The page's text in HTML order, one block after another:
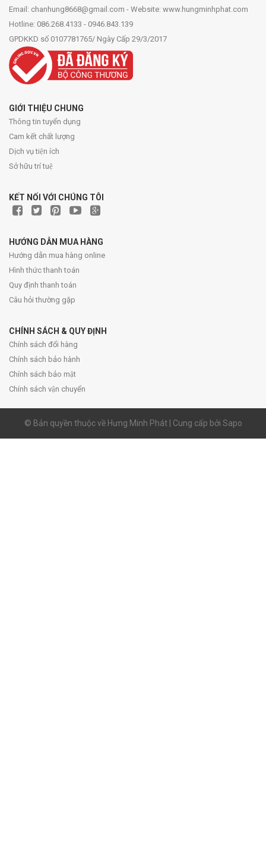
Email: chanhung8668@gmail.com - Website: www.hungminhphat.com
Hotline: 086.268.4133 - 0946.843.139
GPDKKD số 0107781765/ Ngày Cấp 29/3/2017
GIỚI THIỆU CHUNG
Thông tin tuyển dụng
Cam kết chất lượng
Dịch vụ tiện ích
Sở hữu trí tuệ
KẾT NỐI VỚI CHÚNG TÔI
HƯỚNG DẪN MUA HÀNG
Hướng dẫn mua hàng online
Hình thức thanh toán
Quy định thanh toán
Câu hỏi thường gặp
CHÍNH SÁCH & QUY ĐỊNH
Chính sách đổi hàng
Chính sách bảo hành
Chính sách bảo mật
Chính sách vận chuyển
© Bản quyền thuộc về Hưng Minh Phát | Cung cấp bởi Sapo